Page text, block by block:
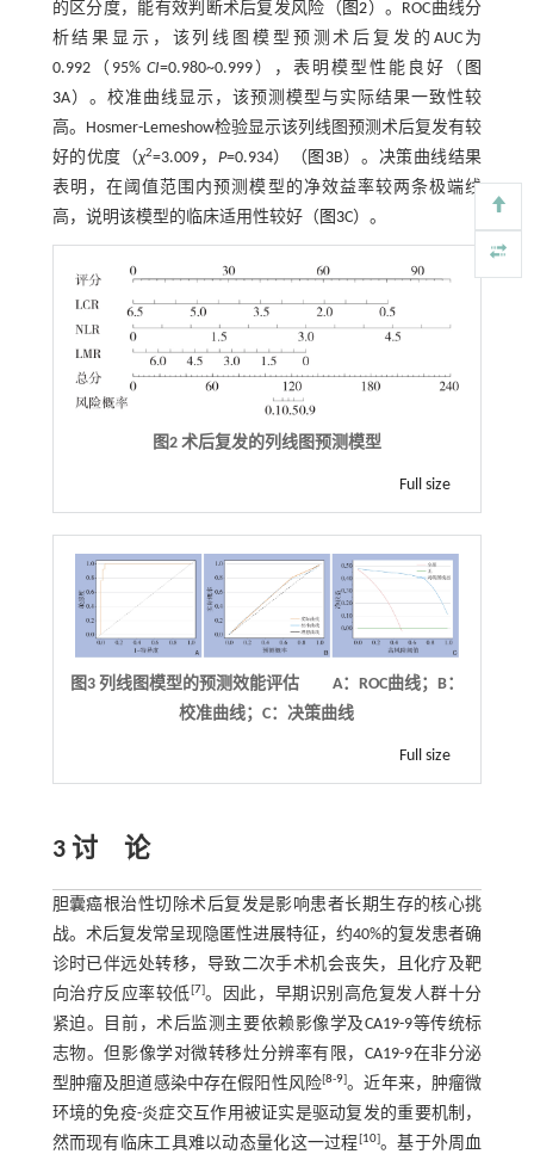
的区分度，能有效判断术后复发风险（ 图2）。ROC曲线分
析结果显示，该列线图模型预测术后复发的AUC为
0.992（95% CI=0.980~0.999），表明模型性能良好（ 图
3A）。校准曲线显示，该预测模型与实际结果一致性较
高。Hosmer-Lemeshow检验显示该列线图预测术后复发有较
好的优度（χ2=3.009， P=0.934）（ 图3B）。决策曲线结果
表明，在阈值范围内预测模型的净效益率较两条极端线
高，说明该模型的临床适用性较好（ 图3C）。
图2 术后复发的列线图预测模型
Full size
图3 列线图模型的预测效能评估 A：ROC曲线；B：
校准曲线；C：决策曲线
Full size
3 讨 论
胆囊癌根治性切除术后复发是影响患者长期生存的核心挑
战。术后复发常呈现隐匿性进展特征，约40%的复发患者确
诊时已伴远处转移，导致二次手术机会丧失，且化疗及靶
向治疗反应率较低[7]。因此，早期识别高危复发人群十分
紧迫。目前，术后监测主要依赖影像学及CA19-9等传统标
志物。但影像学对微转移灶分辨率有限，CA19-9在非分泌
型肿瘤及胆道感染中存在假阳性风险[8-9]。近年来，肿瘤微
环境的免疫-炎症交互作用被证实是驱动复发的重要机制，
然而现有临床工具难以动态量化这一过程[10]。基于外周血